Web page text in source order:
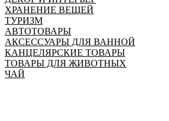
ХРАНЕНИЕ ВЕЩЕЙ
ТУРИЗМ
АВТОТОВАРЫ
АКСЕССУАРЫ ДЛЯ ВАННОЙ
КАНЦЕЛЯРСКИЕ ТОВАРЫ
ТОВАРЫ ДЛЯ ЖИВОТНЫХ
ЧАЙ